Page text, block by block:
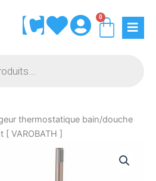
0
thermostatique bain/douche
[ VAROBATH ]